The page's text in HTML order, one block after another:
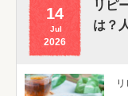
14
Jul
2026
リピ
は？